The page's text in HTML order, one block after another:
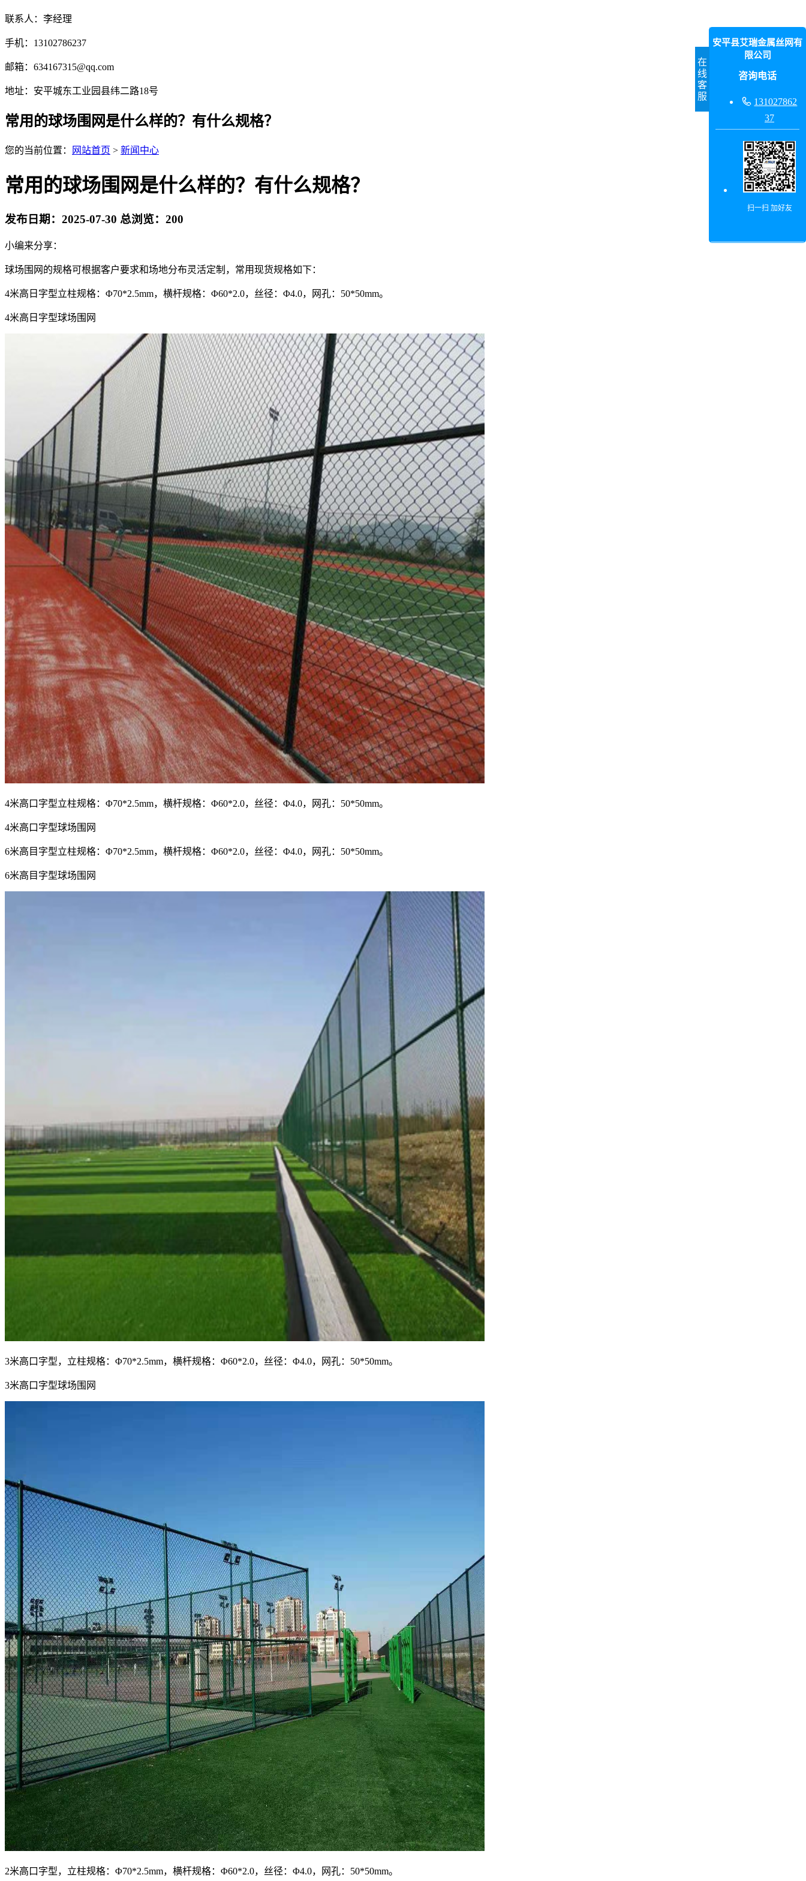
联系人：李经理
手机：13102786237
邮箱：634167315@qq.com
地址：安平城东工业园县纬二路18号
常用的球场围网是什么样的？有什么规格？
您的当前位置： 网站首页 > 新闻中心
常用的球场围网是什么样的？有什么规格？
发布日期：2025-07-30 总浏览： 200
小编来分享：
球场围网的规格可根据客户要求和场地分布灵活定制，常用现货规格如下：
4米高日字型立柱规格：Φ70*2.5mm，横杆规格：Φ60*2.0，丝径：Φ4.0，网孔：50*50mm。
4米高日字型球场围网
4米高口字型立柱规格：Φ70*2.5mm，横杆规格：Φ60*2.0，丝径：Φ4.0，网孔：50*50mm。
4米高口字型球场围网
6米高目字型立柱规格：Φ70*2.5mm，横杆规格：Φ60*2.0，丝径：Φ4.0，网孔：50*50mm。
6米高目字型球场围网
3米高口字型，立柱规格：Φ70*2.5mm，横杆规格：Φ60*2.0，丝径：Φ4.0，网孔：50*50mm。
3米高口字型球场围网
2米高口字型，立柱规格：Φ70*2.5mm，横杆规格：Φ60*2.0，丝径：Φ4.0，网孔：50*50mm。
在
线
客
服
安平县艾瑞金属丝网有
限公司
咨询电话
 131027862
37
扫一扫 加好友